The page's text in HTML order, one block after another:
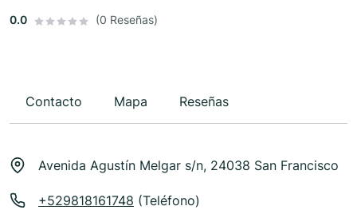
0.0 (0 Reseñas)
Contacto Mapa Reseñas
Avenida Agustín Melgar s/n, 24038 San Francisco
+529818161748 (Teléfono)